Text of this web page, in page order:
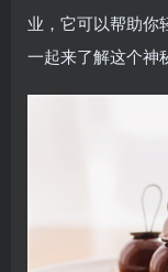
业，它可以帮助你
一起来了解这个神